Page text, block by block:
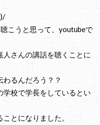
こうと思って、youtubeで
さんの講話を聴くことに
るんだろう？？
校で学長をしているとい
とになりました。